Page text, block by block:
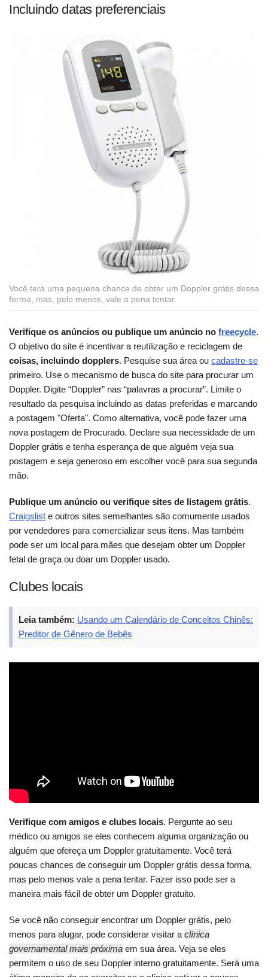
Incluindo datas preferenciais
Você terá uma pequena chance de obter um Doppler grátis dessa
forma, mas, pelo menos, vale a pena tentar.
Verifique os anúncios ou publique um anúncio no freecycle.
O objetivo do site é incentivar a reutilização e reciclagem de
coisas, incluindo dopplers. Pesquise sua área ou cadastre-se
primeiro. Use o mecanismo de busca do site para procurar um
Doppler. Digite “Doppler” nas “palavras a procurar”. Limite o
resultado da pesquisa incluindo as datas preferidas e marcando
a postagem "Oferta". Como alternativa, você pode fazer uma
nova postagem de Procurado. Declare sua necessidade de um
Doppler grátis e tenha esperança de que alguém veja sua
postagem e seja generoso em escolher você para sua segunda
mão.
Publique um anúncio ou verifique sites de listagem grátis.
Craigslist e outros sites semelhantes são comumente usados
por vendedores para comercializar seus itens. Mas também
pode ser um local para mães que desejam obter um Doppler
fetal de graça ou doar um Doppler usado.
Clubes locais
Leia também: Usando um Calendário de Conceitos Chinês:
Preditor de Gênero de Bebês
Verifique com amigos e clubes locais. Pergunte ao seu
médico ou amigos se eles conhecem alguma organização ou
alguém que ofereça um Doppler gratuitamente. Você terá
poucas chances de conseguir um Doppler grátis dessa forma,
mas pelo menos vale a pena tentar. Fazer isso pode ser a
maneira mais fácil de obter um Doppler gratuito.
Se você não conseguir encontrar um Doppler grátis, pelo
menos para alugar, pode considerar visitar a clínica
governamental mais próxima em sua área. Veja se eles
permitem o uso de seu Doppler interno gratuitamente. Será uma